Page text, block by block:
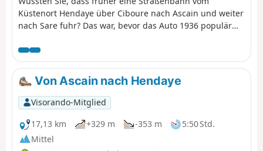
Küstenort Hendaye über Ciboure nach Ascain und weiter
nach Sare fuhr? Das war, bevor das Auto 1936 populär
dieser Straßenbahn, die aus den verfügbaren Archiven
stammen. Die Landschaft hat die Erinnerung daran
bewahrt, die man bei diesem Ausflug unter dem
wohlwollenden Blick des Mont Esnaur entdecken kann.
Von Ascain nach Hendaye
Visorando-Mitglied
17,13 km
+329 m -353 m
5:50 Std.
Mittel